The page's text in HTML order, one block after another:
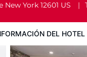
New York 12601 US
DEL HOTEL